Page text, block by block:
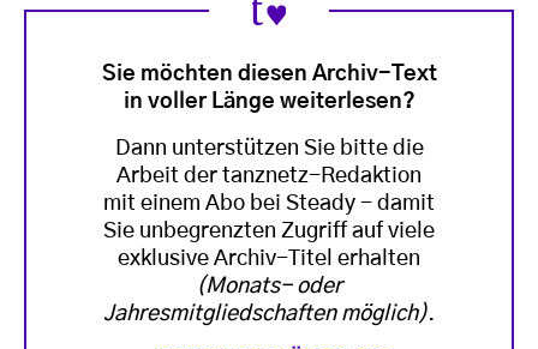
Sie möchten diesen Archiv-Text
in voller Länge weiterlesen?
Dann unterstützen Sie bitte die
Arbeit der tanznetz-Redaktion
mit einem Abo bei Steady - damit
Sie unbegrenzten Zugriff auf viele
exklusive Archiv-Titel erhalten
(Monats- oder
Jahresmitgliedschaften möglich).